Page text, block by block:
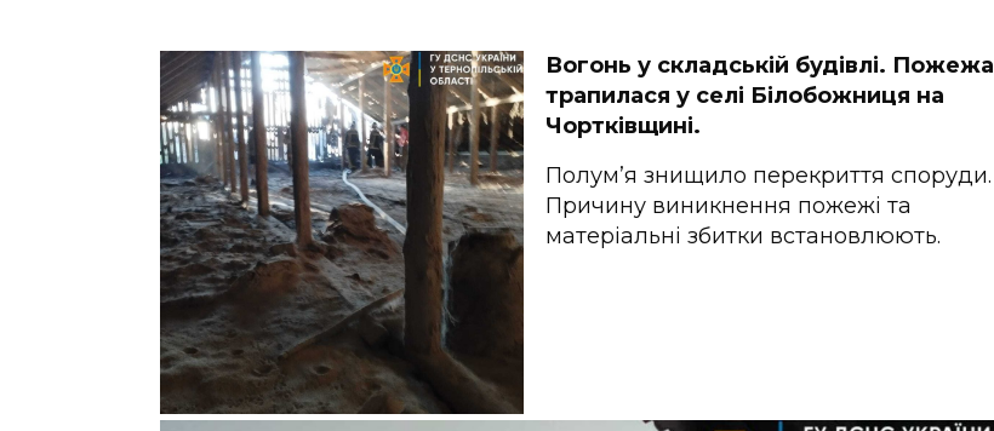
Вогонь у складській будівлі. Пожежа
трапилася у селі Білобожниця на
Чортківщині.
Полум’я знищило перекриття споруди.
Причину виникнення пожежі та
матеріальні збитки встановлюють.